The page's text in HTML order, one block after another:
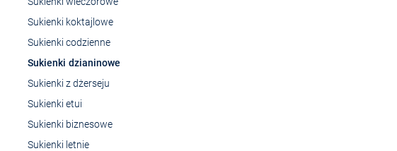
Sukienki koktajlowe
Sukienki codzienne
Sukienki dzianinowe
Sukienki z dżerseju
Sukienki etui
Sukienki biznesowe
Sukienki letnie